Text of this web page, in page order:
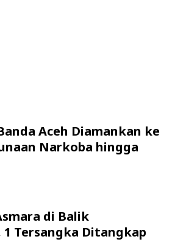
Aceh Diamankan ke
Narkoba hingga
di Balik
Tersangka Ditangkap